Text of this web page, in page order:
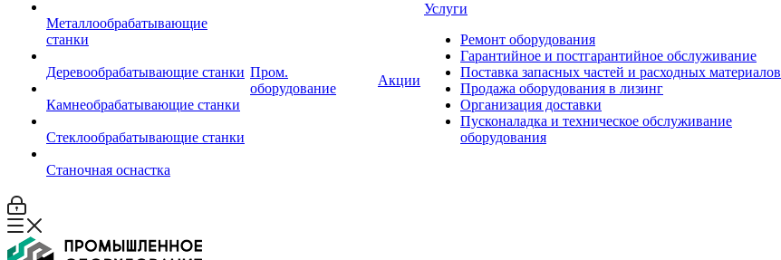
Металлообрабатывающие
станки
Деревообрабатывающие станки
Камнеобрабатывающие станки
Стеклообрабатывающие станки
Станочная оснастка
Пром.
оборудование
Акции
Услуги
Ремонт оборудования
Гарантийное и постгарантийное обслуживание
Поставка запасных частей и расходных материалов
Продажа оборудования в лизинг
Организация доставки
Пусконаладка и техническое обслуживание
оборудования